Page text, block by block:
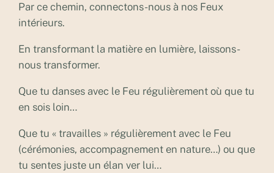
Par ce chemin, connectons-nous à nos Feux
intérieurs.
En transformant la matière en lumière, laissons-
nous transformer.
Que tu danses avec le Feu régulièrement où que tu
en sois loin…
Que tu « travailles » régulièrement avec le Feu
(cérémonies, accompagnement en nature…) ou que
tu sentes juste un élan ver lui…